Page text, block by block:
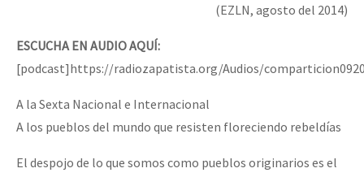
Semillero Guerra contra la Humanidad. (Las poblaciones y
la naturaleza bajo asedio)
Libros para descargar
Medios Libres
COVID-19
Eventos
(EZLN, agosto del 2014)
ESCUCHA EN AUDIO AQUÍ:
[podcast]https://radiozapatista.org/Audios/
A la Sexta Nacional e Internacional
A los pueblos del mundo que resisten floreciendo rebeldías
El despojo de lo que somos como pueblos originarios es el